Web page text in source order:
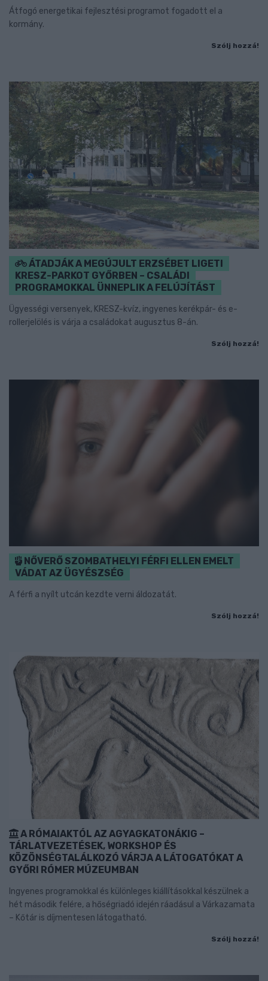
Átfogó energetikai fejlesztési programot fogadott el a
kormány.
Szólj hozzá!
ÁTADJÁK A MEGÚJULT ERZSÉBET LIGETI
KRESZ-PARKOT GYŐRBEN – CSALÁDI
PROGRAMOKKAL ÜNNEPLIK A FELÚJÍTÁST
Ügyességi versenyek, KRESZ-kvíz, ingyenes kerékpár- és e-
rollerjelölés is várja a családokat augusztus 8-án.
Szólj hozzá!
NŐVERŐ SZOMBATHELYI FÉRFI ELLEN EMELT
VÁDAT AZ ÜGYÉSZSÉG
A férfi a nyílt utcán kezdte verni áldozatát.
Szólj hozzá!
A RÓMAIAKTÓL AZ AGYAGKATONÁKIG –
TÁRLATVEZETÉSEK, WORKSHOP ÉS
KÖZÖNSÉGTALÁLKOZÓ VÁRJA A LÁTOGATÓKAT A
GYŐRI RÓMER MÚZEUMBAN
Ingyenes programokkal és különleges kiállításokkal készülnek a
hét második felére, a hőségriadó idején ráadásul a Várkazamata
– Kőtár is díjmentesen látogatható.
Szólj hozzá!